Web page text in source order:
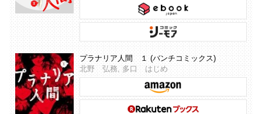
プラナリア人間 １ (バンチコミックス)
北野 弘務, 多口 はじめ